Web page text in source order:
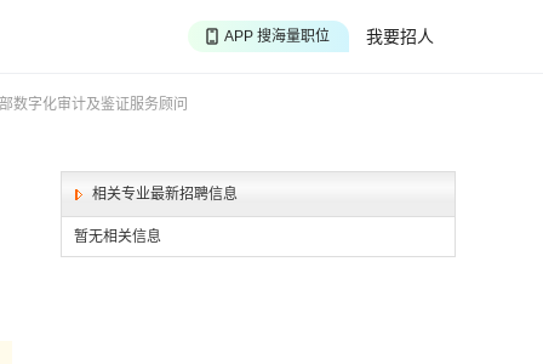
我要招人
APP 聊投递进度
数字化审计及鉴证服务顾问
相关专业最新招聘信息
暂无相关信息